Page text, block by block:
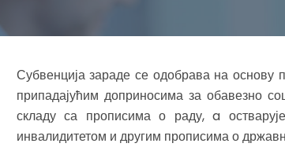
Субвенција зараде се одобрава на основу
припадајућим доприносима за обавезно
складу са прописима о раду, a
инвалидитетом и другим прописима о